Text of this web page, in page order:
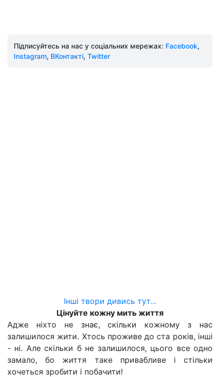
Підписуйтесь на нас у соціальних мережах: Facebook,
Instagram, ВКонтакті, Twitter
Інші твори дивись тут...
Цінуйте кожну мить життя
Адже ніхто не знає, скільки кожному з нас
залишилося жити. Хтось проживе до ста років, інші
- ні. Але скільки б не залишилося, цього все одно
замало, бо життя таке привабливе і стільки
хочеться зробити і побачити!